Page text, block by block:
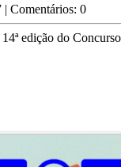
| Comentários: 0
edição do